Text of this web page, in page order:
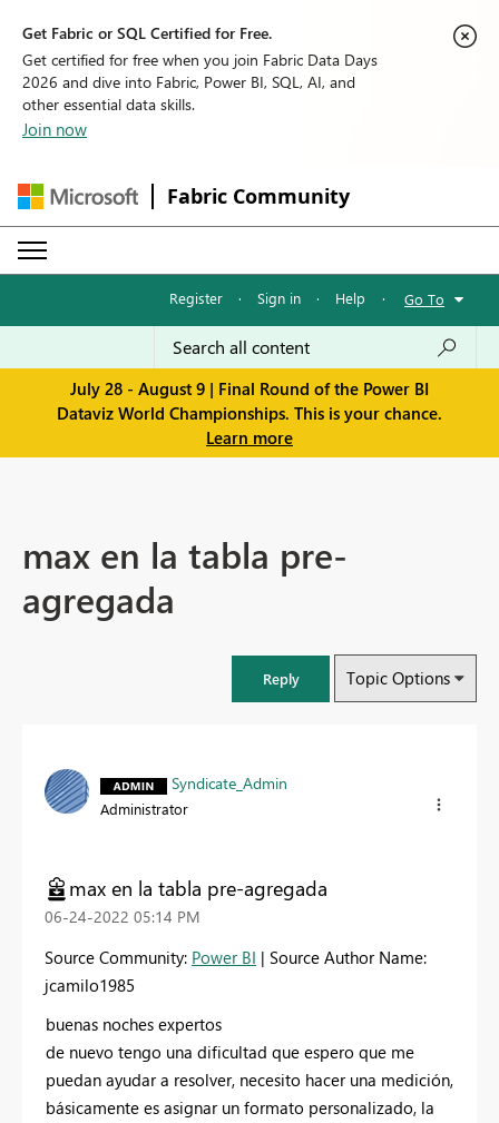
Get Fabric or SQL Certified for Free.
Get certified for free when you join Fabric Data Days
2026 and dive into Fabric, Power BI, SQL, AI, and
other essential data skills.
Join now
Fabric Community
Register · Sign in · Help · Go To
July 28 - August 9 | Final Round of the Power BI
Dataviz World Championships. This is your chance.
Learn more
max en la tabla pre-
agregada
Reply Topic Options
Syndicate_Admin
Administrator
max en la tabla pre-agregada
‎06-24-2022 05:14 PM
Source Community: Power BI | Source Author Name:
jcamilo1985
buenas noches expertos
de nuevo tengo una dificultad que espero que me
puedan ayudar a resolver, necesito hacer una medición,
básicamente es asignar un formato personalizado, la